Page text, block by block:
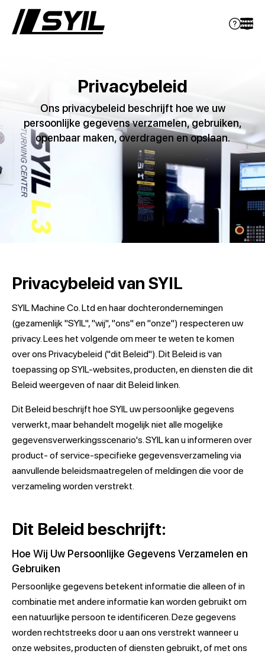
Privacybeleid
Ons privacybeleid beschrijft hoe we uw
persoonlijke gegevens verzamelen, gebruiken,
openbaar maken, overdragen en opslaan.
Privacybeleid van SYIL
SYIL Machine Co. Ltd en haar dochterondernemingen
(gezamenlijk "SYIL", "wij", "ons" en "onze") respecteren uw
privacy. Lees het volgende om meer te weten te komen
over ons Privacybeleid ("dit Beleid"). Dit Beleid is van
toepassing op SYIL-websites, producten, en diensten die dit
Beleid weergeven of naar dit Beleid linken.
Dit Beleid beschrijft hoe SYIL uw persoonlijke gegevens
verwerkt, maar behandelt mogelijk niet alle mogelijke
gegevensverwerkingsscenario's. SYIL kan u informeren over
product- of service-specifieke gegevensverzameling via
aanvullende beleidsmaatregelen of meldingen die voor de
verzameling worden verstrekt.
Dit Beleid beschrijft:
Hoe Wij Uw Persoonlijke Gegevens Verzamelen en
Gebruiken
Persoonlijke gegevens betekent informatie die alleen of in
combinatie met andere informatie kan worden gebruikt om
een natuurlijke persoon te identificeren. Deze gegevens
worden rechtstreeks door u aan ons verstrekt wanneer u
onze websites, producten of diensten gebruikt, of met ons